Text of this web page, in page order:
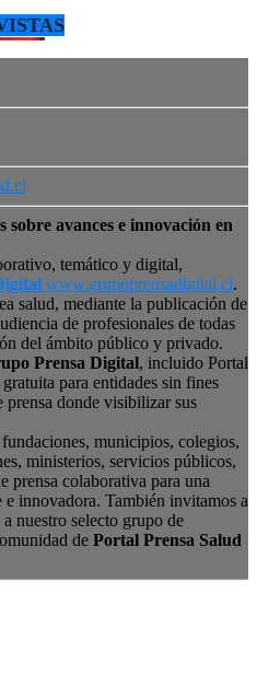
avances e innovación en
temático y digital,
www.grupoprensadigital.cl.
salud, mediante la publicación de
de profesionales de todas
del ámbito público y privado.
Prensa Digital, incluido Portal
para entidades sin fines
prensa donde visibilizar sus
municipios, colegios,
ministerios, servicios públicos,
prensa colaborativa para una
e innovadora. También invitamos a
a nuestro selecto grupo de
de Portal Prensa Salud